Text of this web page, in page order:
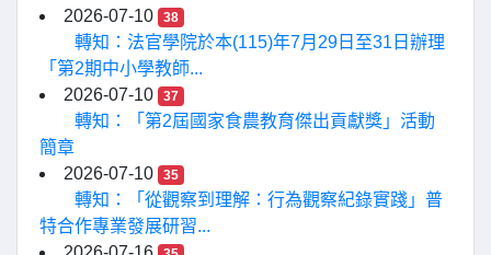
2026-07-10
38
轉知：法官學院於本(115)年7月29日至31日辦理
「第2期中小學教師...
2026-07-10
37
轉知：「第2屆國家食農教育傑出貢獻獎」活動
簡章
2026-07-10
35
轉知：「從觀察到理解：行為觀察紀錄實踐」普
特合作專業發展研習...